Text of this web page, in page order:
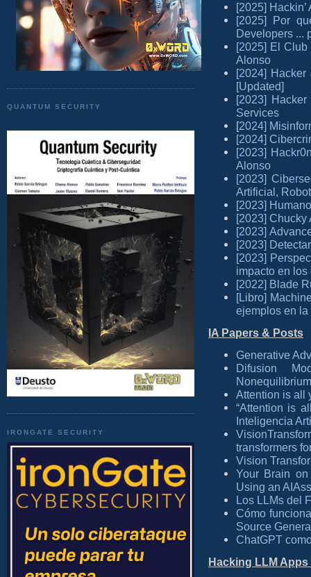
QUANTUM SECURITY
IRONGATE SECURITY
[2025]
[2025] Por
Developers ...
[2025] El
Alonso
[2024]
[Updated]
[2023]
Services
[2024]
[2024]
[2023]
Alonso
[2023]
Artificial,
[2023]
[2023]
[2023]
[2023]
[2023]
impacto en los
[2022] Blade
[Libro]
ejemplos en
IA Papers & Posts
Generative
Difusion
Attention is all
“Attention is
Inteligencia
transformers
Vision
Your Brain on
Using an
Los LLMs del
Cómo
Source
ChatGPT
Hacking LLM